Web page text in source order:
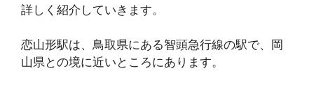
詳しく紹介していきます。
恋山形駅は、鳥取県にある智頭急行線の駅で、岡
山県との境に近いところにあります。